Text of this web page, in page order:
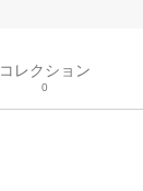
コレクション
0